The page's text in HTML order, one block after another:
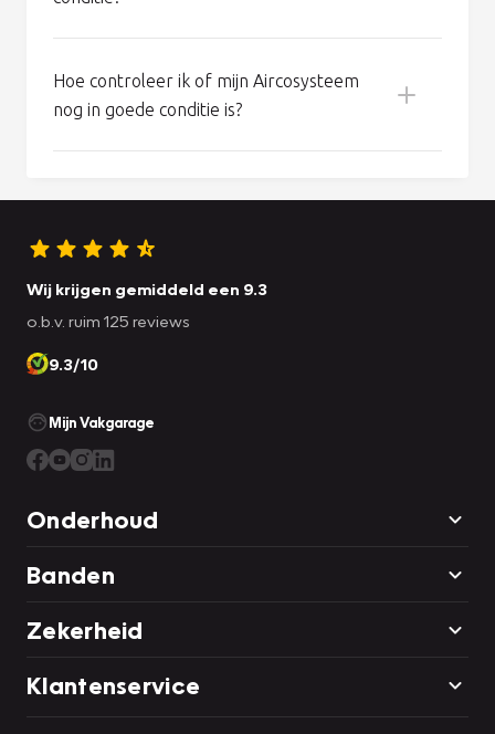
Compressor verplaatst het (lage druk)
gasvormige koudemiddel naar de condensor
(hoge druk).
condensor gepompt. Hier staat het zijn
warmte af aan de rijwind of middels een fan.
middel vloeibaar.
Het vloeibare koudemiddel in de airco, nog
expansieventiel. Dat reduceert de druk door
een geringe hoeveelheid koudemiddel door te
Koel een erg warme auto eerst met open
ramen en deuren, zodat de meeste warmte
kan vervliegen.
daarmee de kans op schimmel.
minuten aan, ook in de winter. Dit voorkomt
lekkages door uitdroging en nare luchtjes
door stilstand.
of onderhoud is dat GRATIS.
Hoe controleer ik of mijn Aircosysteem
nog in goede conditie is?
condensvrij zijn?
airco is gecontroleerd?
Komt er een muffe geur uit uw airco?
geïrriteerde luchtwegen of tranende ogen
Rijdt u vaak korte afstanden?
Houdt u uw airco aan tot u op uw
Heeft u het gevoel dat de auto meer
brandstof verbruikt?
Wij krijgen gemiddeld een 9.3
o.b.v. ruim 125 reviews
9.3/10
Mijn Vakgarage
Onderhoud
Banden
Zekerheid
Klantenservice